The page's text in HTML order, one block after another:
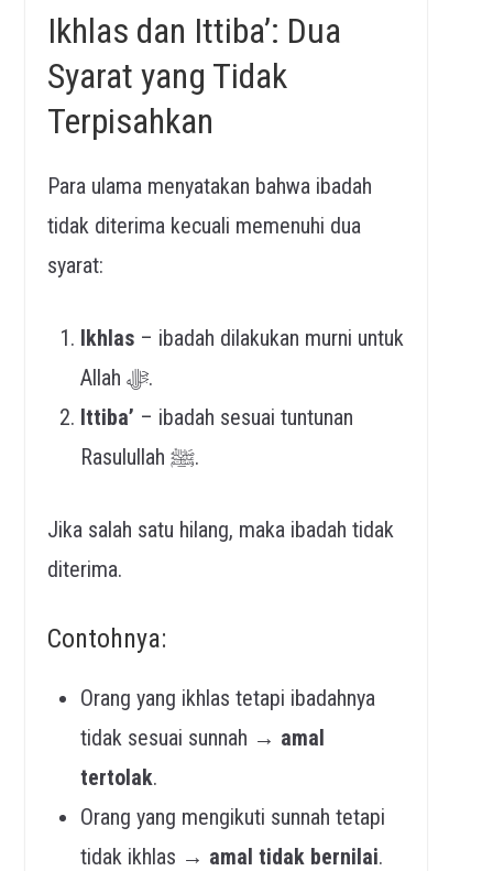
Ikhlas dan Ittiba’: Dua
Syarat yang Tidak
Terpisahkan
Para ulama menyatakan bahwa ibadah
tidak diterima kecuali memenuhi dua
syarat:
Ikhlas– ibadah dilakukan murni untuk
Allah ﷻ.
Ittiba’ – ibadah sesuai tuntunan
Rasulullah ﷺ.
Jika salah satu hilang, maka ibadah tidak
diterima.
Contohnya:
Orang yang ikhlas tetapi ibadahnya
tidak sesuai sunnah → amal
tertolak.
Orang yang mengikuti sunnah tetapi
tidak ikhlas → amal tidak bernilai.